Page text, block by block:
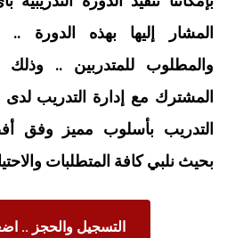
المشار إليها بهذه الدورة ..
والمطلوب للمتدربين ..
المشترك مع إدارة التدريب لدى
التدريب بأسلوب مميز وفق
بحيث نلبي كافة المتطلبات
التسجيل والحجز ..